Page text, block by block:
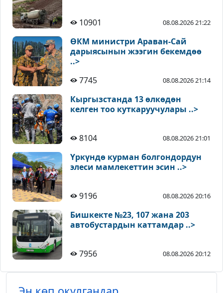
10901 08.08.2026 21:22
ӨКМ министри Араван-Сай
дарыясынын жээгин бекемдөө
..>
7745
08.08.2026 21:14
Кыргызстанда 13 өлкөдөн
келген тоо куткаруучулары ..>
8104 08.08.2026 21:01
Үркүндө курман болгондордун
элеси мамлекеттин эсин ..>
9196 08.08.2026 20:16
Бишкекте №23, 107 жана 203
автобустардын каттамдар ..>
7956 08.08.2026 20:12